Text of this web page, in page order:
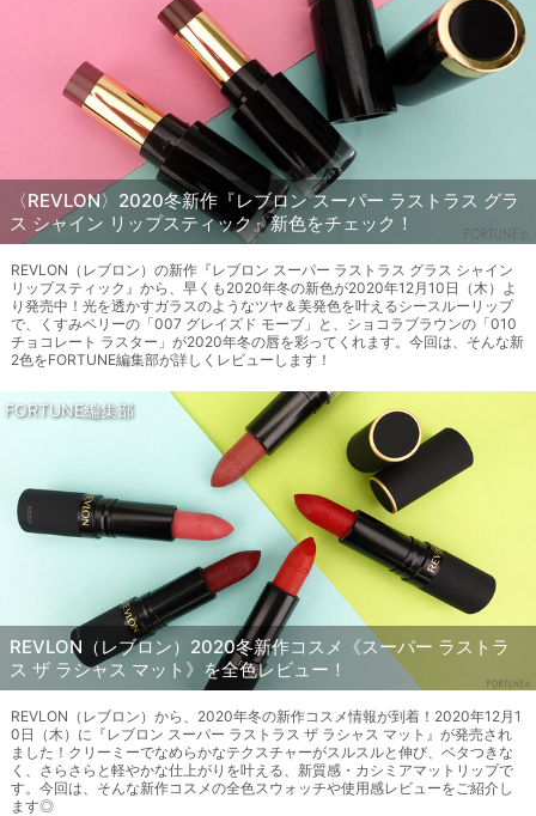
〈REVLON〉2020冬新作『レブロン スーパー ラストラス グラ
ス シャイン リップスティック』新色をチェック！
REVLON（レブロン）の新作『レブロン スーパー ラストラス グラス シャイン
リップスティック』から、早くも2020年冬の新色が2020年12月10日（木）よ
り発売中！光を透かすガラスのようなツヤ＆美発色を叶えるシースルーリップ
で、くすみベリーの「007 グレイズド モーブ」と、ショコラブラウンの「010
チョコレート ラスター」が2020年冬の唇を彩ってくれます。今回は、そんな新
2色をFORTUNE編集部が詳しくレビューします！
FORTUNE編集部
REVLON（レブロン）2020冬新作コスメ《スーパー ラストラ
ス ザ ラシャス マット》を全色レビュー！
REVLON（レブロン）から、2020年冬の新作コスメ情報が到着！2020年12月1
0日（木）に『レブロン スーパー ラストラス ザ ラシャス マット』が発売され
ました！クリーミーでなめらかなテクスチャーがスルスルと伸び、ベタつきな
く、さらさらと軽やかな仕上がりを叶える、新質感・カシミアマットリップで
す。今回は、そんな新作コスメの全色スウォッチや使用感レビューをご紹介し
ます◎